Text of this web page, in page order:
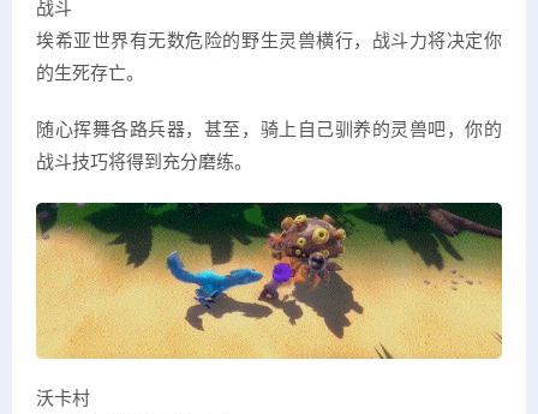
战斗
埃希亚世界有无数危险的野生灵兽横行，战斗力将决定你
的生死存亡。
随心挥舞各路兵器，甚至，骑上自己驯养的灵兽吧，你的
战斗技巧将得到充分磨练。
沃卡村